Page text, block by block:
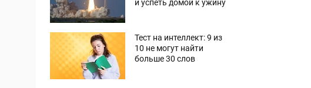
и успеть домой к ужину
Тест на интеллект: 9 из
10 не могут найти
больше 30 слов